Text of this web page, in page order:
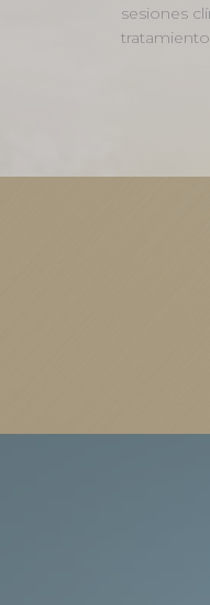
sesiones